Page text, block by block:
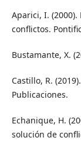
Aparici, I.
conflictos.
Bustamante, X.
Castillo, R.
Publicaciones.
Echanique, H.
solución de